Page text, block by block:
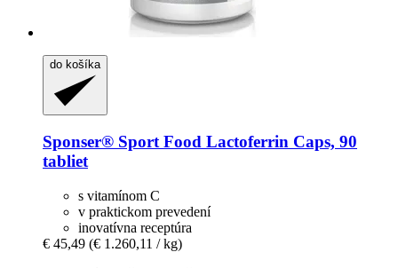
do košíka
Sponser® Sport Food Lactoferrin Caps, 90
tabliet
s vitamínom C
v praktickom prevedení
inovatívna receptúra
€ 45,49 (€ 1.260,11 / kg)